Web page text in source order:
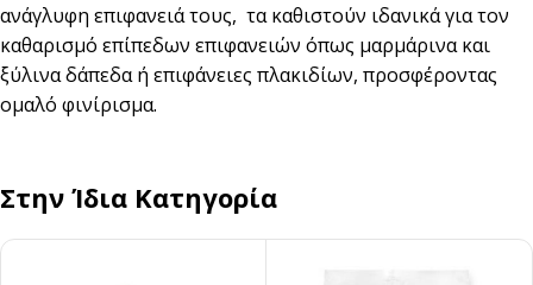
ανάγλυφη επιφανειά τους, τα καθιστούν ιδανικά για τον
καθαρισμό επίπεδων επιφανειών όπως μαρμάρινα και
ξύλινα δάπεδα ή επιφάνειες πλακιδίων, προσφέροντας
ομαλό φινίρισμα.
Στην Ίδια Κατηγορία